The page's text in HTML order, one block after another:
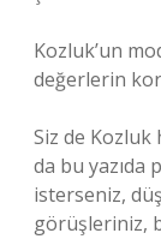
Kozluk’un
değerlerin
Siz de Kozluk
da bu yazıda
isterseniz,
görüşleriniz,